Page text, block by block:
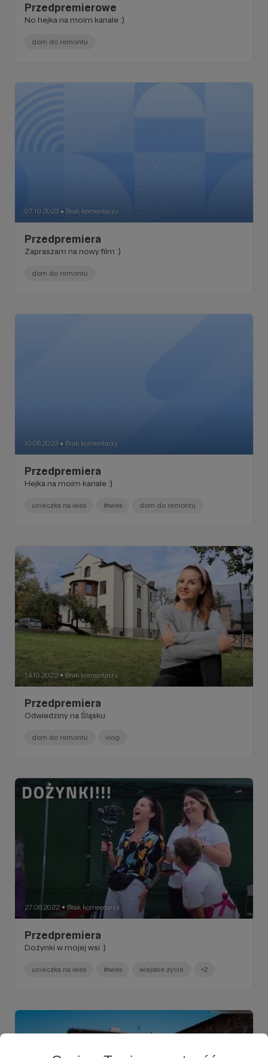
Przedpremierowe
No hejka na moim kanale :)
dom do remontu
07.10.2023 ● Brak komentarzy
Przedpremiera
Zapraszam na nowy film :)
dom do remontu
10.06.2023 ● Brak komentarzy
Przedpremiera
Hejka na moim kanale :)
ucieczka na wieś #wies dom do remontu
14.10.2022 ● Brak komentarzy
Przedpremiera
Odwiedziny na Śląsku
dom do remontu vlog
27.08.2022 ● Brak komentarzy
Przedpremiera
Dożynki w mojej wsi :)
ucieczka na wieś #wies wiejskie życie +2